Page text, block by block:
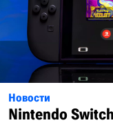
Новости
Nintendo